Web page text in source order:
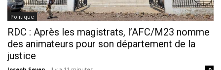
Politique
RDC : Après les magistrats, l’AFC/M23 nomme
des animateurs pour son département de la
justice